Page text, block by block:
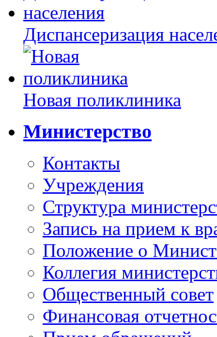
Диспансеризация
Новая поликлиника
Министерство
Контакты
Учреждения
Структура
Запись на прием к
Положение о
Коллегия
Общественный совет
Финансовая